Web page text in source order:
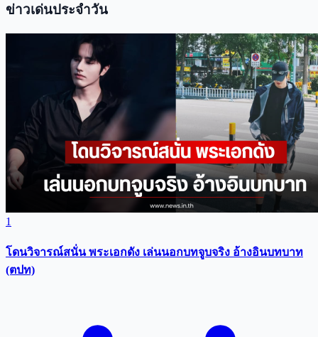
ข่าวเด่นประจำวัน
1
โดนวิจารณ์สนั่น พระเอกดัง เล่นนอกบทจูบจริง อ้างอินบทบาท
(ตปท)